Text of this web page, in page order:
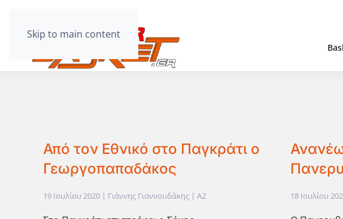
Skip to main content
Από τον Εθνικό στο Παγκράτι ο
Γεωργοπαπαδάκος
19 Ιουλίου 2020 | Γιάννης Γιαννουδάκης | A2 18 Ιουλίου